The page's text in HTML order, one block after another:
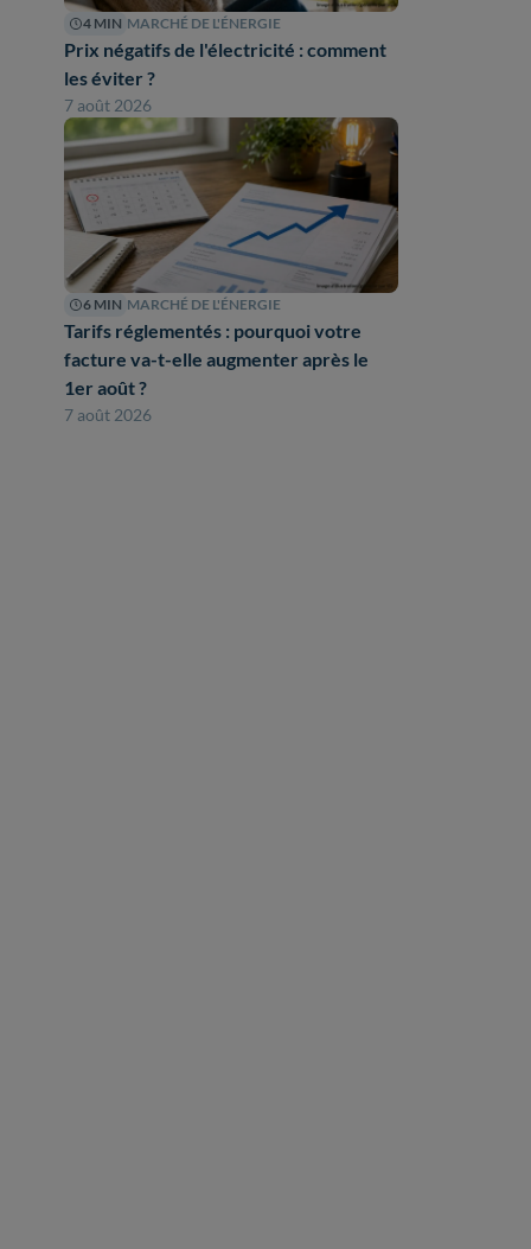
4 MIN MARCHÉ DE L'ÉNERGIE
Prix négatifs de l'électricité : comment
les éviter ?
7 août 2026
6 MIN MARCHÉ DE L'ÉNERGIE
Tarifs réglementés : pourquoi votre
facture va-t-elle augmenter après le
1er août ?
7 août 2026